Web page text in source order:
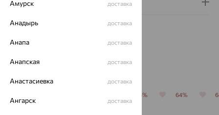
Гарантия и возврат
Похожие изделия
64% 64%
Амурск доставка
Анадырь доставка
Анапа доставка
Анапская доставка
Анастасиевка доставка
Ангарск доставка